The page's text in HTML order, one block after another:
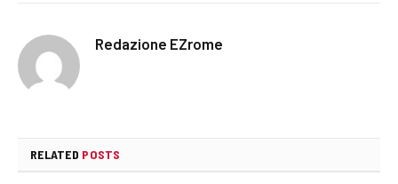
Redazione EZrome
RELATED POSTS